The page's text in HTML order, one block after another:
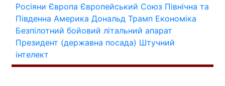
Росіяни Європа Європейський Союз Північна та
Південна Америка Дональд Трамп Економіка
Безпілотний бойовий літальний апарат
Президент (державна посада) Штучний
інтелект